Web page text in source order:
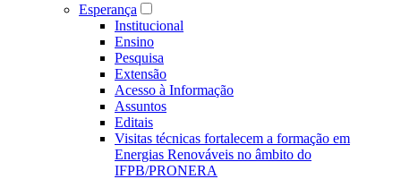
Esperança
Institucional
Ensino
Pesquisa
Extensão
Acesso à Informação
Assuntos
Editais
Visitas técnicas fortalecem a formação em
Energias Renováveis no âmbito do
IFPB/PRONERA